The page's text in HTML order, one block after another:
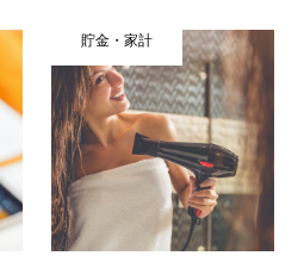
貯金・家計